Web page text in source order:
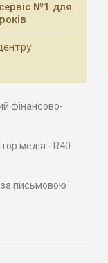
№1 для
фінансово-
медіа - R40-
за письмовою